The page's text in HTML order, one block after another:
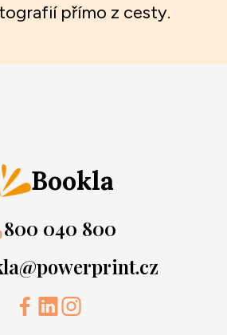
přímo z cesty.
Bookla
800 040 800